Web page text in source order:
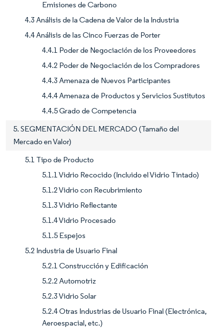
Emisiones de Carbono
4.3 Análisis de la Cadena de Valor de la Industria
4.4 Análisis de las Cinco Fuerzas de Porter
4.4.1 Poder de Negociación de los Proveedores
4.4.2 Poder de Negociación de los Compradores
4.4.3 Amenaza de Nuevos Participantes
4.4.4 Amenaza de Productos y Servicios Sustitutos
4.4.5 Grado de Competencia
5. SEGMENTACIÓN DEL MERCADO (Tamaño del
Mercado en Valor)
5.1 Tipo de Producto
5.1.1 Vidrio Recocido (Incluido el Vidrio Tintado)
5.1.2 Vidrio con Recubrimiento
5.1.3 Vidrio Reflectante
5.1.4 Vidrio Procesado
5.1.5 Espejos
5.2 Industria de Usuario Final
5.2.1 Construcción y Edificación
5.2.2 Automotriz
5.2.3 Vidrio Solar
5.2.4 Otras Industrias de Usuario Final (Electrónica,
Aeroespacial, etc.)